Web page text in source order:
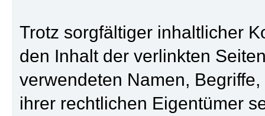
Trotz sorgfältiger inhaltlicher
den Inhalt der verlinkten
verwendeten Namen,
ihrer rechtlichen Eigentümer